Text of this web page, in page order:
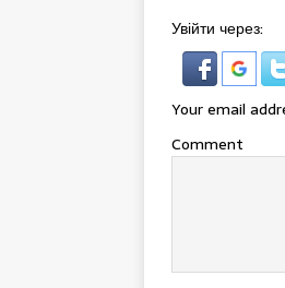
Увійти через:
Your email
Comment